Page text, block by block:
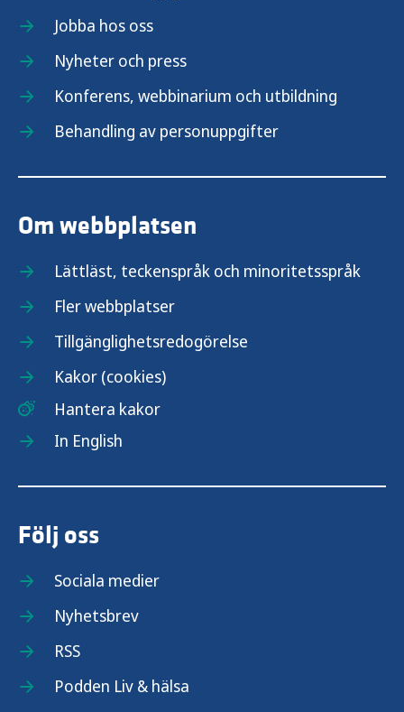
Jobba hos oss
Nyheter och press
Konferens, webbinarium och utbildning
Behandling av personuppgifter
Om webbplatsen
Lättläst, teckenspråk och minoritetsspråk
Fler webbplatser
Tillgänglighetsredogörelse
Kakor (cookies)
Hantera kakor
In English
Följ oss
Sociala medier
Nyhetsbrev
RSS
Podden Liv & hälsa